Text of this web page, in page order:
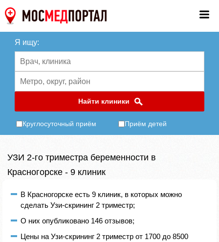
Я ищу:
Найти клиники
Круглосуточный приём Приём детей
УЗИ 2-го триместра беременности в
Красногорске - 9 клиник
В Красногорске есть 9 клиник, в которых можно
сделать Узи-скрининг 2 триместр;
О них опубликовано 146 отзывов;
Цены на Узи-скрининг 2 триместр от 1700 до 8500